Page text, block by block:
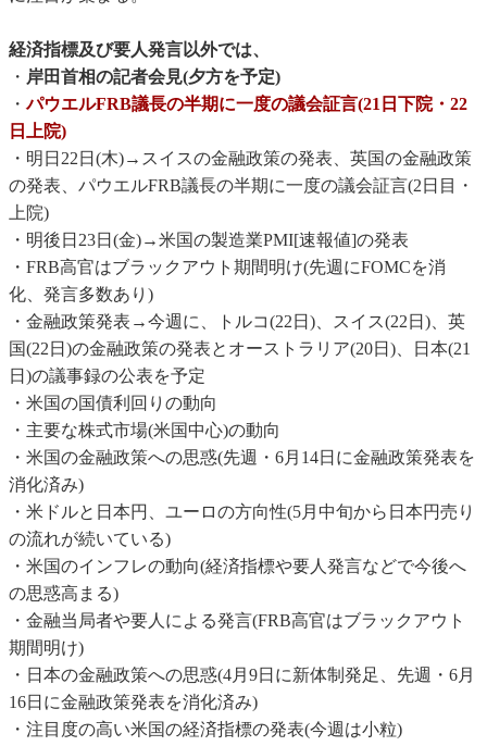
経済指標及び要人発言以外では、
・ 岸田首相の記者会見(夕方を予定)
・パウエルFRB議長の半期に一度の議会証言(21日下院・22
日上院)
・明日22日(木)→スイスの金融政策の発表、英国の金融政策
の発表、パウエルFRB議長の半期に一度の議会証言(2日目・
上院)
・明後日23日(金)→米国の製造業PMI[速報値]の発表
・FRB高官はブラックアウト期間明け(先週にFOMCを消
化、発言多数あり)
・金融政策発表→今週に、トルコ(22日)、スイス(22日)、英
国(22日)の金融政策の発表とオーストラリア(20日)、日本(21
日)の議事録の公表を予定
・米国の国債利回りの動向
・主要な株式市場(米国中心)の動向
・米国の金融政策への思惑(先週・6月14日に金融政策発表を
消化済み)
・米ドルと日本円、ユーロの方向性(5月中旬から日本円売り
の流れが続いている)
・米国のインフレの動向(経済指標や要人発言などで今後へ
の思惑高まる)
・金融当局者や要人による発言(FRB高官はブラックアウト
期間明け)
・日本の金融政策への思惑(4月9日に新体制発足、先週・6月
16日に金融政策発表を消化済み)
・注目度の高い米国の経済指標の発表(今週は小粒)